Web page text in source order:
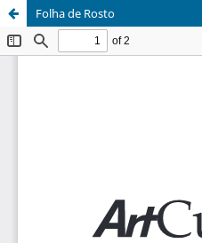
Folha de Rosto